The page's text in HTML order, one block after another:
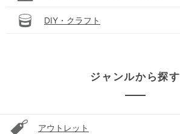
DIY・クラフト
ジャンルから探す
アウトレット